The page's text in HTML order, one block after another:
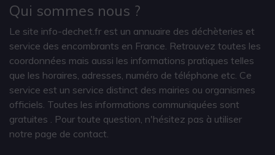
Qui sommes nous ?
Le site info-dechet.fr est un annuaire des déchèteries et
service des encombrants en France. Retrouvez toutes les
coordonnées mais aussi les informations pratiques telles
que les horaires, adresses, numéro de téléphone etc. Ce
service est un service distinct des mairies ou organismes
officiels. Toutes les informations communiquées sont
gratuites
. Pour toute question, n'hésitez pas à utiliser
notre page de contact.